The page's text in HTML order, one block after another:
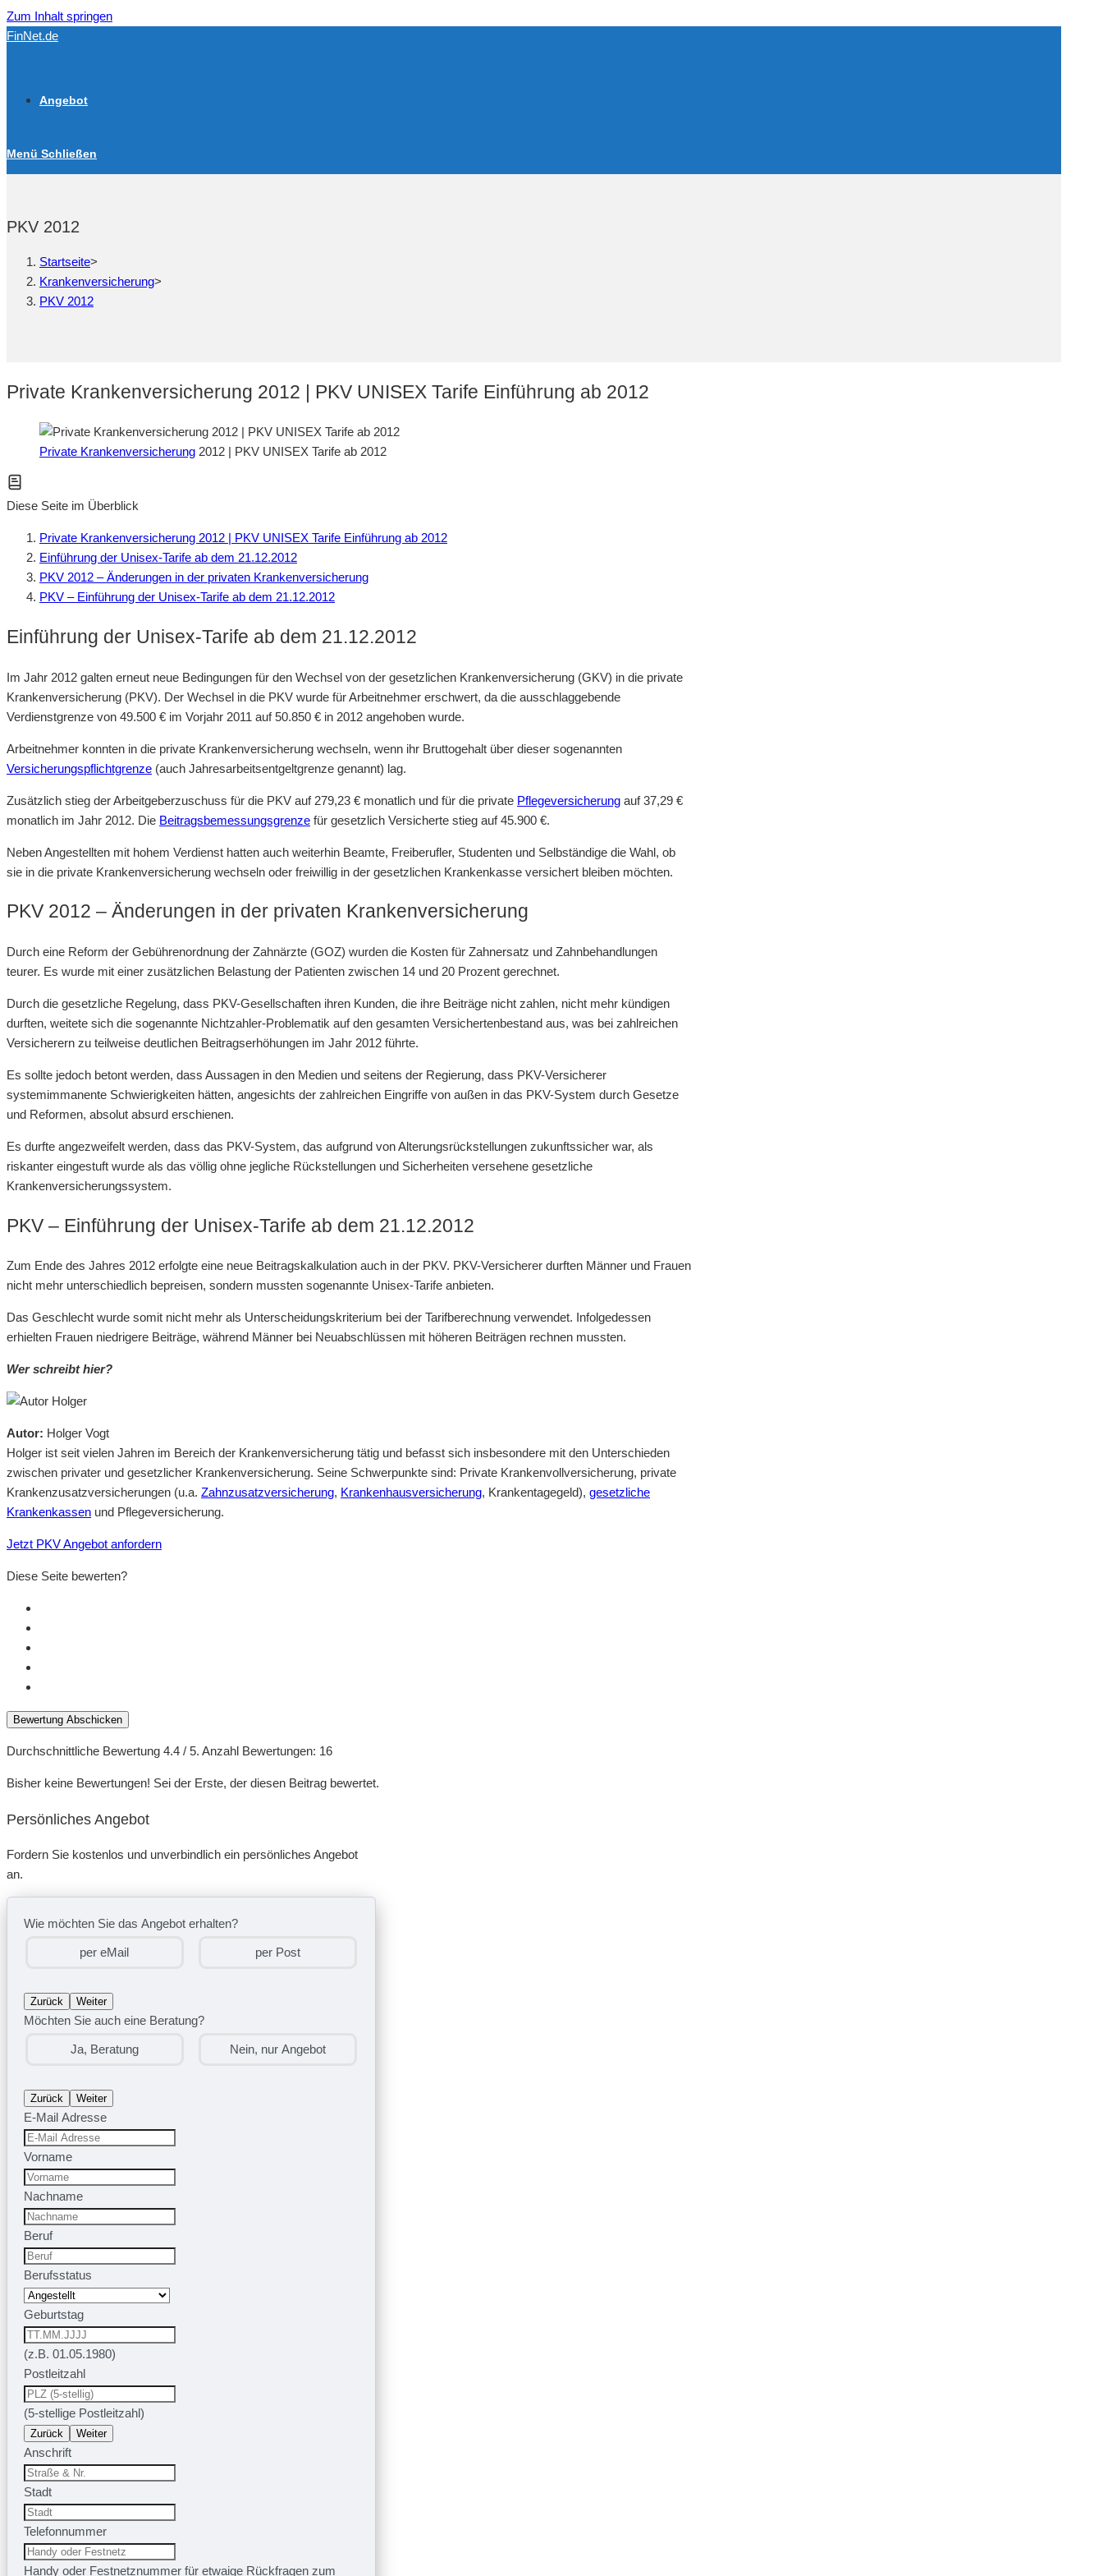
Zum Inhalt springen
FinNet.de
Angebot
Menü Schließen
PKV 2012
Startseite>
Krankenversicherung>
PKV 2012
Private Krankenversicherung 2012 | PKV UNISEX Tarife Einführung ab 2012
Private Krankenversicherung 2012 | PKV UNISEX Tarife ab 2012
Diese Seite im Überblick
Private Krankenversicherung 2012 | PKV UNISEX Tarife Einführung ab 2012
Einführung der Unisex-Tarife ab dem 21.12.2012
PKV 2012 – Änderungen in der privaten Krankenversicherung
PKV – Einführung der Unisex-Tarife ab dem 21.12.2012
Einführung der Unisex-Tarife ab dem 21.12.2012
Im Jahr 2012 galten erneut neue Bedingungen für den Wechsel von der gesetzlichen Krankenversicherung (GKV) in die private
Krankenversicherung (PKV). Der Wechsel in die PKV wurde für Arbeitnehmer erschwert, da die ausschlaggebende
Verdienstgrenze von 49.500 € im Vorjahr 2011 auf 50.850 € in 2012 angehoben wurde.
Arbeitnehmer konnten in die private Krankenversicherung wechseln, wenn ihr Bruttogehalt über dieser sogenannten
Versicherungspflichtgrenze (auch Jahresarbeitsentgeltgrenze genannt) lag.
Zusätzlich stieg der Arbeitgeberzuschuss für die PKV auf 279,23 € monatlich und für die private Pflegeversicherung auf 37,29 €
monatlich im Jahr 2012. Die Beitragsbemessungsgrenze für gesetzlich Versicherte stieg auf 45.900 €.
Neben Angestellten mit hohem Verdienst hatten auch weiterhin Beamte, Freiberufler, Studenten und Selbständige die Wahl, ob
sie in die private Krankenversicherung wechseln oder freiwillig in der gesetzlichen Krankenkasse versichert bleiben möchten.
PKV 2012 – Änderungen in der privaten Krankenversicherung
Durch eine Reform der Gebührenordnung der Zahnärzte (GOZ) wurden die Kosten für Zahnersatz und Zahnbehandlungen
teurer. Es wurde mit einer zusätzlichen Belastung der Patienten zwischen 14 und 20 Prozent gerechnet.
Durch die gesetzliche Regelung, dass PKV-Gesellschaften ihren Kunden, die ihre Beiträge nicht zahlen, nicht mehr kündigen
durften, weitete sich die sogenannte Nichtzahler-Problematik auf den gesamten Versichertenbestand aus, was bei zahlreichen
Versicherern zu teilweise deutlichen Beitragserhöhungen im Jahr 2012 führte.
Es sollte jedoch betont werden, dass Aussagen in den Medien und seitens der Regierung, dass PKV-Versicherer
systemimmanente Schwierigkeiten hätten, angesichts der zahlreichen Eingriffe von außen in das PKV-System durch Gesetze
und Reformen, absolut absurd erschienen.
Es durfte angezweifelt werden, dass das PKV-System, das aufgrund von Alterungsrückstellungen zukunftssicher war, als
riskanter eingestuft wurde als das völlig ohne jegliche Rückstellungen und Sicherheiten versehene gesetzliche
Krankenversicherungssystem.
PKV – Einführung der Unisex-Tarife ab dem 21.12.2012
Zum Ende des Jahres 2012 erfolgte eine neue Beitragskalkulation auch in der PKV. PKV-Versicherer durften Männer und Frauen
nicht mehr unterschiedlich bepreisen, sondern mussten sogenannte Unisex-Tarife anbieten.
Das Geschlecht wurde somit nicht mehr als Unterscheidungskriterium bei der Tarifberechnung verwendet. Infolgedessen
erhielten Frauen niedrigere Beiträge, während Männer bei Neuabschlüssen mit höheren Beiträgen rechnen mussten.
Wer schreibt hier?
Autor: Holger Vogt
Holger ist seit vielen Jahren im Bereich der Krankenversicherung tätig und befasst sich insbesondere mit den Unterschieden
zwischen privater und gesetzlicher Krankenversicherung. Seine Schwerpunkte sind: Private Krankenvollversicherung, private
Krankenzusatzversicherungen (u.a. Zahnzusatzversicherung, Krankenhausversicherung, Krankentagegeld), gesetzliche
Krankenkassen und Pflegeversicherung.
Jetzt PKV Angebot anfordern
Diese Seite bewerten?
Bewertung Abschicken
Durchschnittliche Bewertung 4.4 / 5. Anzahl Bewertungen: 16
Bisher keine Bewertungen! Sei der Erste, der diesen Beitrag bewertet.
Persönliches Angebot
Fordern Sie kostenlos und unverbindlich ein persönliches Angebot
an.
Wie möchten Sie das Angebot erhalten?
per eMail per Post
Zurück Weiter
Möchten Sie auch eine Beratung?
Ja, Beratung Nein, nur Angebot
Zurück Weiter
E-Mail Adresse
Vorname
Nachname
Beruf
Berufsstatus
Geburtstag
(z.B. 01.05.1980)
Postleitzahl
(5-stellige Postleitzahl)
Zurück Weiter
Anschrift
Stadt
Telefonnummer
Handy oder Festnetznummer für etwaige Rückfragen zum